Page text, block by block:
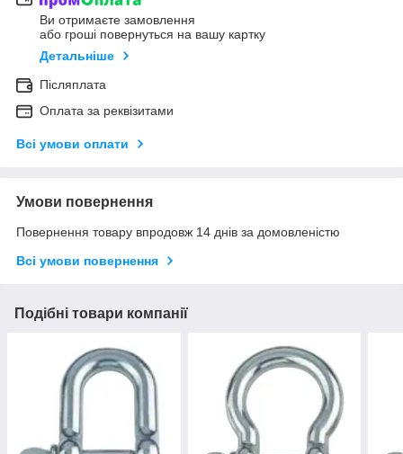
Ви отримаєте замовлення
або гроші повернуться на вашу картку
Детальніше
Післяплата
Оплата за реквізитами
Всі умови оплати
Умови повернення
Повернення товару впродовж 14 днів за домовленістю
Всі умови повернення
Подібні товари компанії